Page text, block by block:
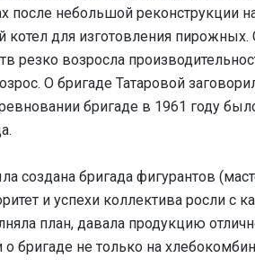
после небольшой реконструкции
для изготовления пирожных.
резко возросла
О бригаде Татаровой
бригаде в 1961 году
создана бригада фигурантов
и успехи коллектива росли с
план, давала продукцию
бригаде не только на